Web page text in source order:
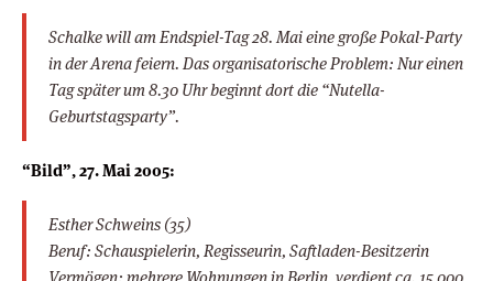
Schalke will am Endspiel-Tag 28. Mai eine große Pokal-Party
in der Arena feiern. Das organisatorische Problem: Nur einen
Tag später um 8.30 Uhr beginnt dort die “Nutella-
Geburtstagsparty”.
“Bild”, 27. Mai 2005:
Esther Schweins (35)
Beruf: Schauspielerin, Regisseurin, Saftladen-Besitzerin
Vermögen: mehrere Wohnungen in Berlin, verdient ca. 15 000